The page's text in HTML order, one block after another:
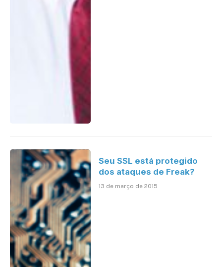
Seu SSL está protegido
dos ataques de Freak?
13 de março de 2015